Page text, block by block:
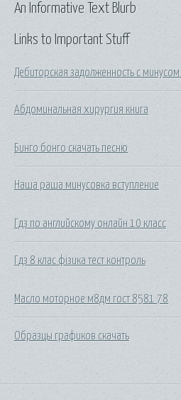
Links to Important Stuff
Дебиторская задолженность с
Абдоминальная хирургия книга
Бинго бонго скачать песню
Наша раша минусовка вступление
Гдз по английскому онлайн 10 класс
Гдз 8 клас фізика тест контроль
Масло моторное м8дм гост 8581 78
Образцы графиков скачать
An Informative Text Blurb